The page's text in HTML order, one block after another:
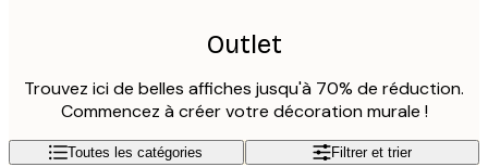
Outlet
Trouvez ici de belles affiches jusqu'à 70% de réduction.
Commencez à créer votre décoration murale !
Toutes les catégories Filtrer et trier